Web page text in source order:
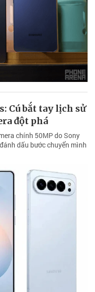
Cú bắt tay lịch sử
đột phá
chính 50MP do Sony
dấu bước chuyển mình